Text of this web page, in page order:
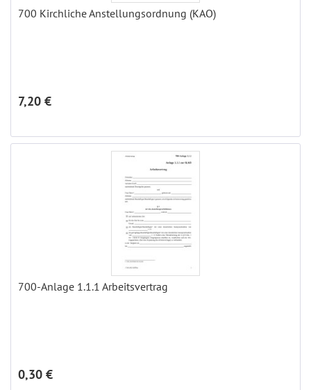
700 Kirchliche Anstellungsordnung (KAO)
7,20 €
700-Anlage 1.1.1 Arbeitsvertrag
0,30 €